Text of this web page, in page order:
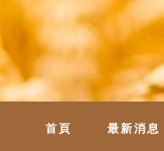
首頁 最新消息